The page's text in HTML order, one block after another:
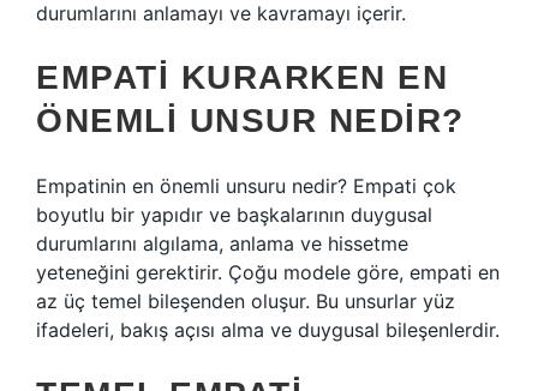
durumlarını anlamayı ve kavramayı içerir.
EMPATI KURARKEN EN
ÖNEMLI UNSUR NEDIR?
Empatinin en önemli unsuru nedir? Empati çok
boyutlu bir yapıdır ve başkalarının duygusal
durumlarını algılama, anlama ve hissetme
yeteneğini gerektirir. Çoğu modele göre, empati en
az üç temel bileşenden oluşur. Bu unsurlar yüz
ifadeleri, bakış açısı alma ve duygusal bileşenlerdir.